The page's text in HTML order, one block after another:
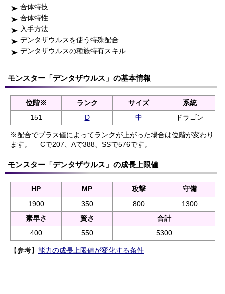
合体特技
合体特性
入手方法
デンタザウルスを使う特殊配合
デンタザウルスの種族特有スキル
モンスター「デンタザウルス」の基本情報
位階※ ランク サイズ
系統
151
D 中 ドラゴン
※配合でプラス値によってランクが上がった場合は位階が変わり
ます。
Cで207、Aで388、SSで576です。
モンスター「デンタザウルス」の成長上限値
HP MP 攻撃
守備
1900
350 800
1300
素早さ
賢さ
合計
400
550 5300
【参考】 能力の成長上限値が変化する条件